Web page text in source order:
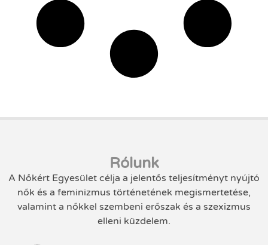
Rólunk
A Nőkért Egyesület célja a jelentős teljesítményt nyújtó
nők és a feminizmus történetének megismertetése,
valamint a nőkkel szembeni erőszak és a szexizmus
elleni küzdelem.